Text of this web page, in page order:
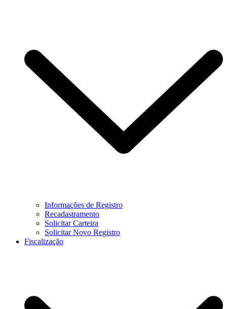
Informações de Registro
Recadastramento
Solicitar Carteira
Solicitar Novo Registro
Fiscalização